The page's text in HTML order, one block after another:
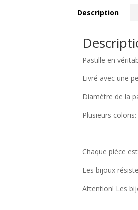
Description
Pastille en
Livré avec une
Diamètre de la
Plusieurs
Chaque pièce
Les bijoux
Attention! Les